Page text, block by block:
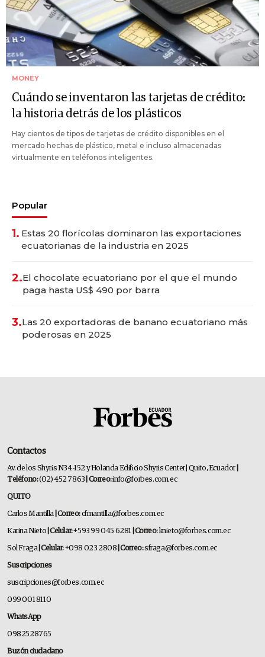
MONEY
Cuándo se inventaron las tarjetas de crédito:
la historia detrás de los plásticos
Hay cientos de tipos de tarjetas de crédito disponibles en el
mercado hechas de plástico, metal e incluso almacenadas
virtualmente en teléfonos inteligentes.
Popular
1. Estas 20 florícolas dominaron las exportaciones
ecuatorianas de la industria en 2025
2.El chocolate ecuatoriano por el que el mundo
paga hasta US$ 490 por barra
3.Las 20 exportadoras de banano ecuatoriano más
poderosas en 2025
Contactos
Av. de los Shyris N34-152 y Holanda Edificio Shyris Center | Quito, Ecuador
Teléfono:(02) 452 7863 | Correo:info@forbes.com.ec
QUITO
Carlos Mantilla | Correo:cfmantilla@forbes.com.ec
Karina Nieto | Celular:+593 99 045 6281 | Correo:knieto@forbes.com.ec
Sol Fraga| Celular:+098 023 2808 | Correo:sfraga@forbes.com.ec
Suscripciones
suscripciones@forbes.com.ec
099 001 8110
WhatsApp
0982528765
Buzón ciudadano